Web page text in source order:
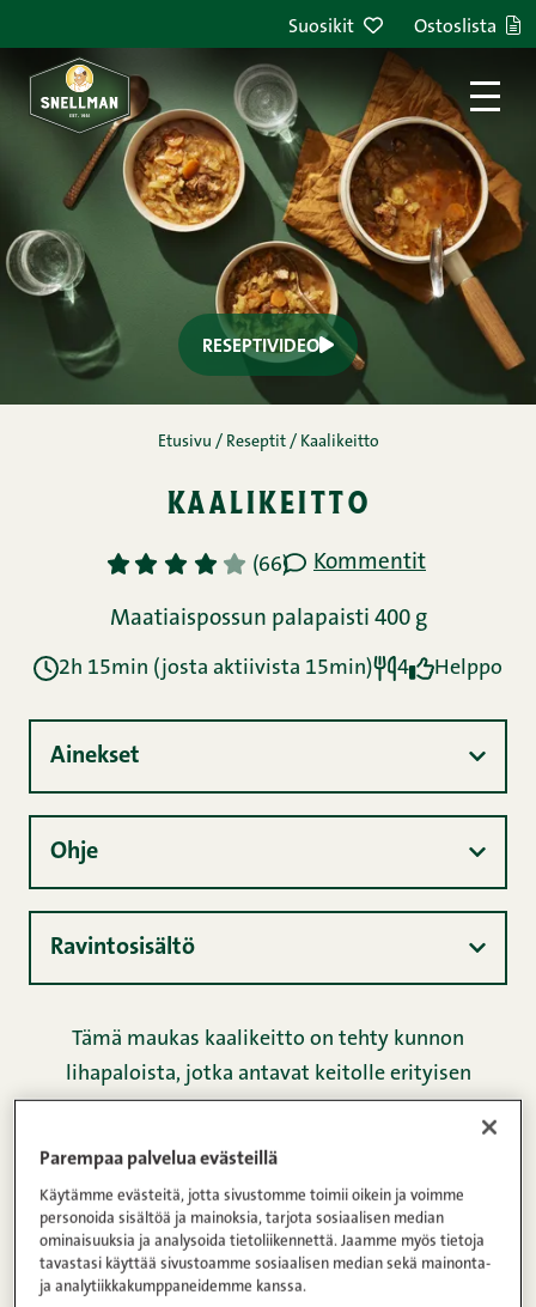
Suosikit Ostoslista
RESEPTIVIDEO
Etusivu / Reseptit / Kaalikeitto
kaalikeitto
1 2 3 4 5 (66) Kommentit
Maatiaispossun palapaisti 400 g
2h 15min (josta aktiivista 15min) 4 Helppo
Ainekset
Ohje
Ravintosisältö
Tämä maukas kaalikeitto on tehty kunnon
lihapaloista, jotka antavat keitolle erityisen
herkullinen ruoka, jota on helppo valmistaa myös
muut ruokailijat. Tällä ohjeella onnistut varmasti!
Parempaa palvelua evästeillä
Käytämme evästeitä, jotta sivustomme toimii oikein ja voimme
personoida sisältöä ja mainoksia, tarjota sosiaalisen median
ominaisuuksia ja analysoida tietoliikennettä. Jaamme myös tietoja
tavastasi käyttää sivustoamme sosiaalisen median sekä mainonta-
ja analytiikkakumppaneidemme kanssa.